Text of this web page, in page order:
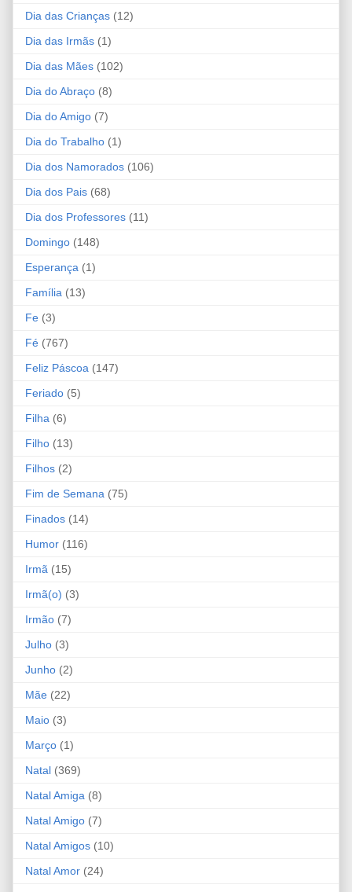
Dia das Crianças (12)
Dia das Irmãs (1)
Dia das Mães (102)
Dia do Abraço (8)
Dia do Amigo (7)
Dia do Trabalho (1)
Dia dos Namorados (106)
Dia dos Pais (68)
Dia dos Professores (11)
Domingo (148)
Esperança (1)
Família (13)
Fe (3)
Fé (767)
Feliz Páscoa (147)
Feriado (5)
Filha (6)
Filho (13)
Filhos (2)
Fim de Semana (75)
Finados (14)
Humor (116)
Irmã (15)
Irmã(o) (3)
Irmão (7)
Julho (3)
Junho (2)
Mãe (22)
Maio (3)
Março (1)
Natal (369)
Natal Amiga (8)
Natal Amigo (7)
Natal Amigos (10)
Natal Amor (24)